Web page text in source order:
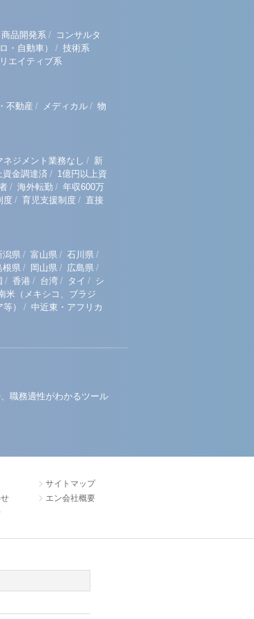
品開発系 / コンサルタ
・自動車） / 技術系
エイティブ系
不動産 / メディカル / 物
ネジメント業務なし / 新
資金調達済 / 1億円以上資
/ 海外転勤 / 年収600万
度 / 育児支援制度 / 直接
潟県 / 富山県 / 石川県 /
根県 / 岡山県 / 広島県 /
/ 香港 / 台湾 / タイ / シ
米（メキシコ、ブラジ
） / 中近東・アフリカ
職務適性がわかるツール
サイトマップ
エン会社概要